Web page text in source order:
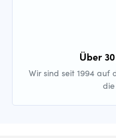
Über
Wir sind seit 1994 auf